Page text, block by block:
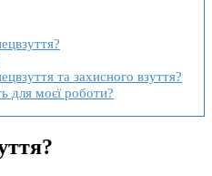
та захисного взуття?
для моєї роботи?